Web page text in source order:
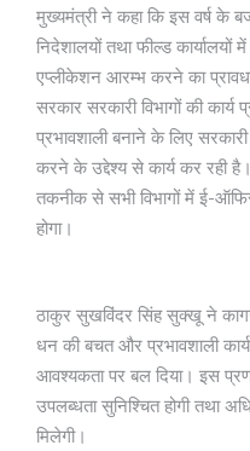
मुख्यमंत्री ने कहा कि इस वर्ष के
निदेशालयों तथा फील्ड
एप्लीकेशन आरम्भ करने का
सरकार सरकारी विभागों की कार्य
प्रभावशाली बनाने के लिए
करने के उद्देश्य से कार्य कर रही
तकनीक से सभी विभागों में ई-
होगा।
ठाकुर सुखविंदर सिंह सुक्खू ने
धन की बचत और प्रभावशाली
आवश्यकता पर बल दिया। इस
उपलब्धता सुनिश्चित होगी तथा
मिलेगी।